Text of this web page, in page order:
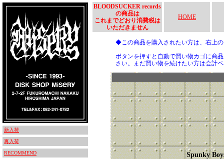
新入荷
再入荷
RECOMMEND
BLOODSUCKER records
の商品は
これまでどおり消費税は
いただきません
HOME
◆この商品を購入されたい方は、右上
ボタンを押すと自動で買い物カゴに商
さい。まだ買い物を続けたい方は会計
Spunky